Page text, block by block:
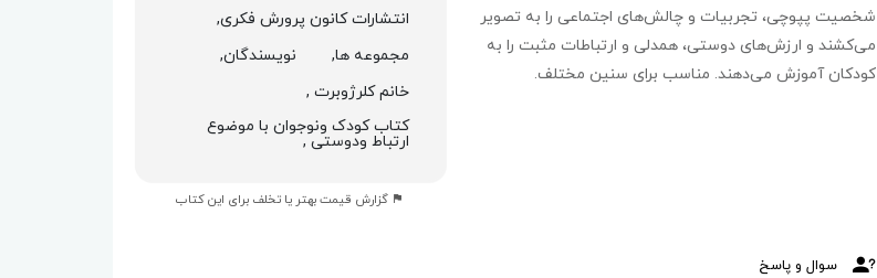
شخصیت پپوچی، تجربیات و چالش‌های اجتماعی را به تصویر
می‌کشند و ارزش‌های دوستی، همدلی و ارتباطات مثبت را به
کودکان آموزش می‌دهند. مناسب برای سنین مختلف.
انتشارات کانون پرورش فکری,
مجموعه ها,
نویسندگان,
خانم کلرژوبرت ,
کتاب کودک ونوجوان با موضوع
ارتباط ودوستی ,
گزارش قیمت بهتر یا تخلف برای این کتاب
سوال و پاسخ